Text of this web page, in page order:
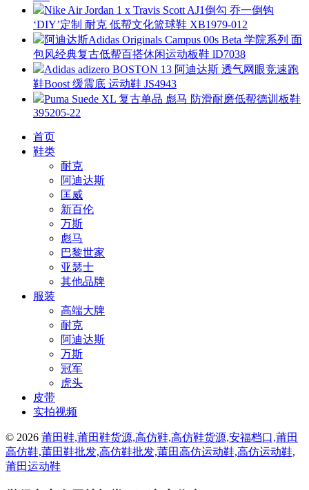
Nike Air Jordan 1 x Travis Scott AJ1倒勾 乔一倒钩
‘DIY’定制 耐克 低帮文化篮球鞋 XB1979-012
阿迪达斯Adidas Originals Campus 00s Beta 学院系列 面
包风经典复古低帮百搭休闲运动板鞋 lD7038
Adidas adizero BOSTON 13 阿迪达斯 透气网眼竞速跑
鞋Boost 缓震底 运动鞋 JS4943
Puma Suede XL 复古单品 彪马 防滑耐磨低帮德训板鞋
395205-22
首页
鞋类
耐克
阿迪达斯
匡威
新百伦
万斯
彪马
巴黎世家
亚瑟士
其他品牌
服装
高端大牌
耐克
阿迪达斯
万斯
冠军
虎头
皮带
实拍视频
© 2026 莆田鞋,莆田鞋货源,高仿鞋,高仿鞋货源,安福档口,莆田
高仿鞋,莆田鞋批发,高仿鞋批发,莆田高仿运动鞋,高仿运动鞋,
莆田运动鞋